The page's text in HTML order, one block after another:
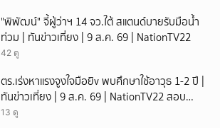
"พิพัฒน์" จี้ผู้ว่าฯ 14 จว.ใต้ สแตนด์บายรับมือน้ำ
ท่วม | ทันข่าวเที่ยง | 9 ส.ค. 69 | NationTV22
42 ดู
ตร.เร่งหาแรงจูงใจมือยิv พบศึกษาใช้อาวุธ 1-2 ปี |
ทันข่าวเที่ยง | 9 ส.ค. 69 | NationTV22 สอบ
พยานแล้ว 17 ปาก เร่งตรวจมือถือและหลักฐานที่
13 ดู